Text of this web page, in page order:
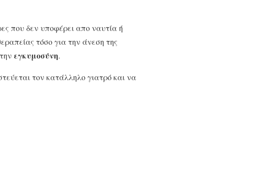
που δεν υποφέρει απο ναυτία ή
τόσο για την άνεση της
εγκυμοσύνη.
τον κατάλληλο γιατρό και να